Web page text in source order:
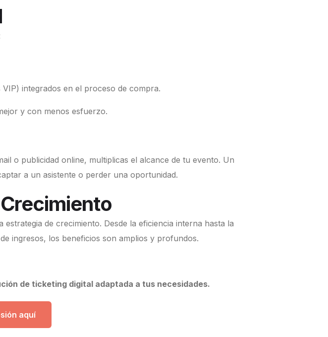
integrados en el proceso de compra.
y con menos esfuerzo.
o publicidad online, multiplicas el alcance de tu evento. Un
a un asistente o perder una oportunidad.
de crecimiento. Desde la eficiencia interna hasta la
ingresos, los beneficios son amplios y profundos.
de ticketing digital adaptada a tus necesidades.
aquí